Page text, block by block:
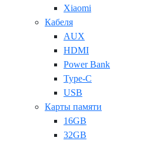
Xiaomi
Кабеля
AUX
HDMI
Power Bank
Type-C
USB
Карты памяти
16GB
32GB